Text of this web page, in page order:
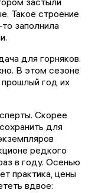
Такое строение
заполнила
для горняков.
В этом сезоне
прошлый год их
Скорее
для
редкого
в году. Осенью
практика, цены
вдвое: